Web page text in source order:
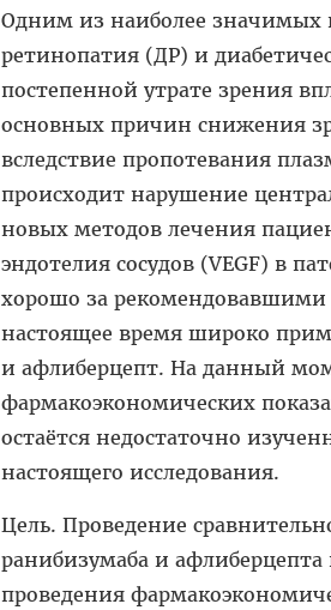
Одним из наиболее значимых
ретинопатия (ДР) и
постепенной утрате зрения
основных причин снижения
вследствие пропотевания
происходит нарушение
новых методов лечения
эндотелия сосудов (VEGF) в
хорошо за рекомендовавшими
настоящее время широко
и афлиберцепт. На данный
фармакоэкономических
остаётся недостаточно
настоящего исследования.
Цель. Проведение
ранибизумаба и
проведения